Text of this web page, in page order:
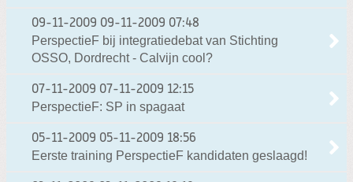
09-11-2009 09-11-2009 07:48
PerspectieF bij integratiedebat van Stichting
OSSO, Dordrecht - Calvijn cool?
07-11-2009 07-11-2009 12:15
PerspectieF: SP in spagaat
05-11-2009 05-11-2009 18:56
Eerste training PerspectieF kandidaten geslaagd!